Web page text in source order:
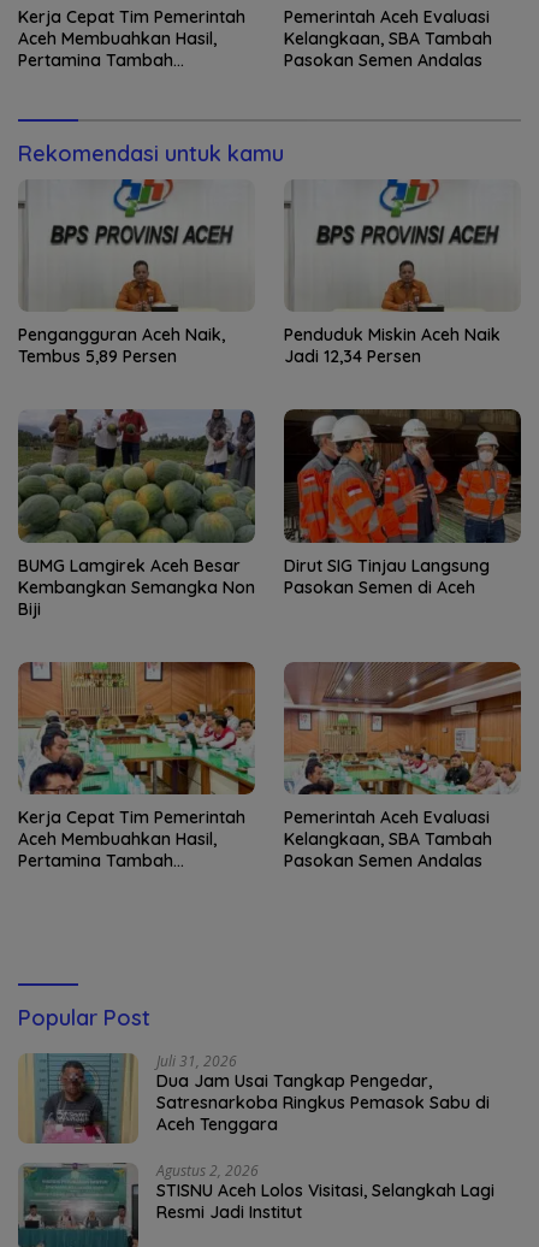
Kerja Cepat Tim Pemerintah
Aceh Membuahkan Hasil,
Pertamina Tambah
Pemerintah Aceh Evaluasi
Kelangkaan, SBA Tambah
Pasokan Semen Andalas
Rekomendasi untuk kamu
Pengangguran Aceh Naik,
Tembus 5,89 Persen
Penduduk Miskin Aceh Naik
Jadi 12,34 Persen
BUMG Lamgirek Aceh Besar
Kembangkan Semangka Non
Biji
Dirut SIG Tinjau Langsung
Pasokan Semen di Aceh
Kerja Cepat Tim Pemerintah
Aceh Membuahkan Hasil,
Pertamina Tambah
Pemerintah Aceh Evaluasi
Kelangkaan, SBA Tambah
Pasokan Semen Andalas
Popular Post
Juli 31, 2026
Dua Jam Usai Tangkap Pengedar,
Satresnarkoba Ringkus Pemasok Sabu di
Aceh Tenggara
Agustus 2, 2026
STISNU Aceh Lolos Visitasi, Selangkah Lagi
Resmi Jadi Institut